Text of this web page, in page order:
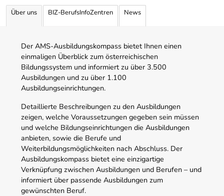
Über uns BIZ-BerufsInfoZentren News
Der AMS-Ausbildungskompass bietet Ihnen einen
einmaligen Überblick zum österreichischen
Bildungssystem und informiert zu über 3.500
Ausbildungen und zu über 1.100
Ausbildungseinrichtungen.
Detaillierte Beschreibungen zu den Ausbildungen
zeigen, welche Voraussetzungen gegeben sein müssen
und welche Bildungseinrichtungen die Ausbildungen
anbieten, sowie die Berufe und
Weiterbildungsmöglichkeiten nach Abschluss. Der
Ausbildungskompass bietet eine einzigartige
Verknüpfung zwischen Ausbildungen und Berufen – und
informiert über passende Ausbildungen zum
gewünschten Beruf.